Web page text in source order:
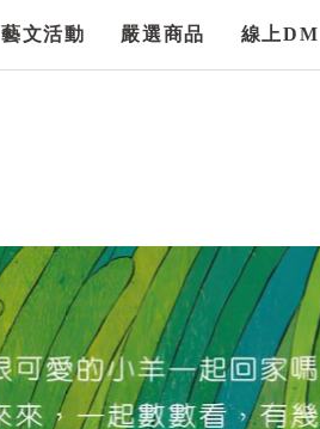
藝文活動 嚴選商品 線上DM